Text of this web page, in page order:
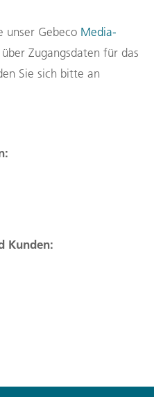
unser Gebeco Media-
Zugangsdaten für das
Kunden: